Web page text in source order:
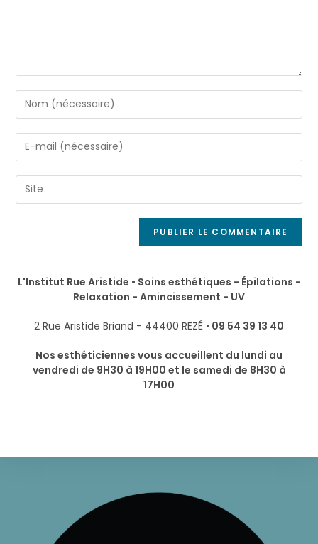
L'Institut Rue Aristide • Soins esthétiques - Épilations -
Relaxation - Amincissement - UV
2 Rue Aristide Briand - 44400 REZÉ • 09 54 39 13 40
Nos esthéticiennes vous accueillent du lundi au
vendredi de 9H30 à 19H00 et le samedi de 8H30 à
17H00